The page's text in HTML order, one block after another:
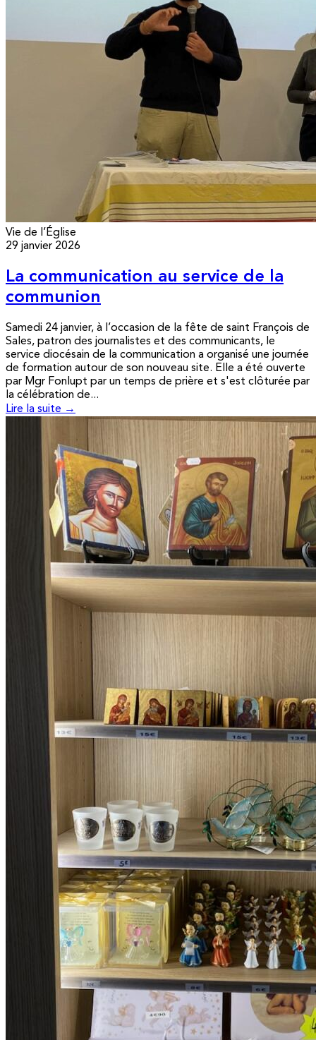
Vie de l’Église
29 janvier 2026
La communication au service de la
communion
Samedi 24 janvier, à l’occasion de la fête de saint François de
Sales, patron des journalistes et des communicants, le
service diocésain de la communication a organisé une journée
de formation autour de son nouveau site. Elle a été ouverte
par Mgr Fonlupt par un temps de prière et s'est clôturée par
la célébration de...
Lire la suite →